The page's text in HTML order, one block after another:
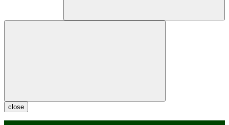
close